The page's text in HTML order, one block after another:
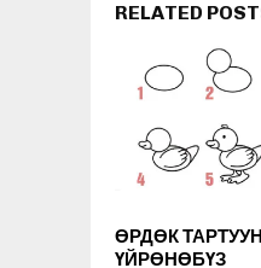
RELATED
ӨРДӨК
ҮЙРӨНӨБҮЗ